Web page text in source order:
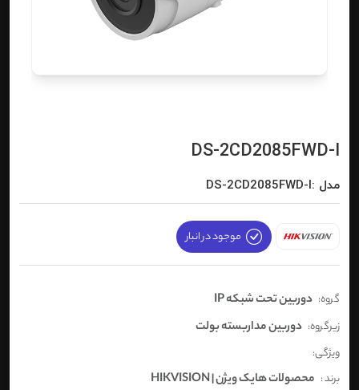
DS-2CD2085FWD-I
مدل :DS-2CD2085FWD-I
موجود در انبار
گروه: دوربین تحت شبکه IP
زیرگروه: دوربین مداربسته بولت
ویژگی:
برند : محصولات هایک ویژن | HIKVISION